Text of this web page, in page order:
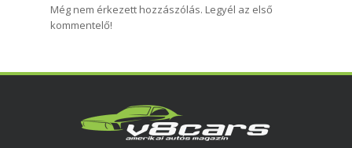
Még nem érkezett hozzászólás. Legyél az első
kommentelő!